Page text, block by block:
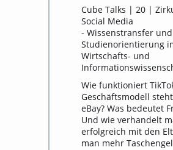
Cube Talks | 20 |
Social Media
- Wissenstransfer und
Studienorientierung
Wirtschafts- und
Wie funktioniert
Geschäftsmodell
eBay? Was bedeutet
Und wie verhandelt
erfolgreich mit den
man mehr